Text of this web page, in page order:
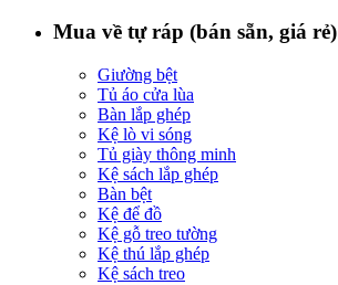
Mua về tự ráp (bán sẵn, giá rẻ)
Giường bệt
Tủ áo cửa lùa
Bàn lắp ghép
Kệ lò vi sóng
Tủ giày thông minh
Kệ sách lắp ghép
Bàn bệt
Kệ để đồ
Kệ gỗ treo tường
Kệ thú lắp ghép
Kệ sách treo